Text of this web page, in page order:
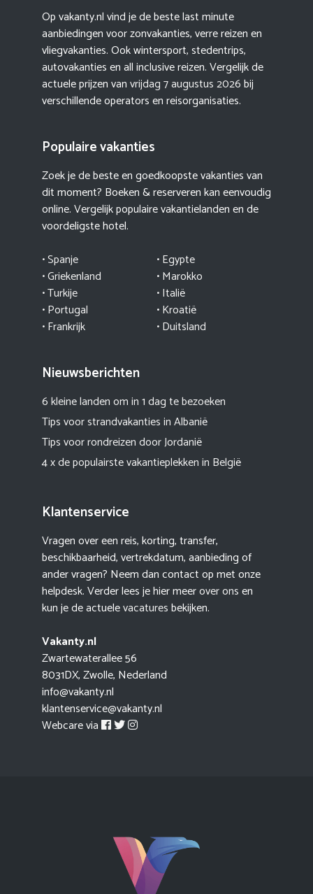
Op vakanty.nl vind je de beste last minute
aanbiedingen voor zonvakanties, verre reizen en
vliegvakanties. Ook wintersport, stedentrips,
autovakanties en all inclusive reizen. Vergelijk de
actuele prijzen vanvrijdag 7 augustus 2026bij
verschillende operators en reisorganisaties.
Populaire vakanties
Zoek je de beste en goedkoopste vakanties van
dit moment? Boeken & reserveren kan eenvoudig
online. Vergelijk populaire vakantielanden en de
voordeligste hotel.
• Spanje
• Griekenland
• Turkije
•Portugal
• Frankrijk
• Egypte
•Marokko
• Italië
•Kroatië
• Duitsland
Nieuwsberichten
6 kleine landen om in 1 dag te bezoeken
Tips voor strandvakanties in Albanië
Tips voor rondreizen door Jordanië
4 x de populairste vakantieplekken in België
Klantenservice
Vragen over een reis, korting, transfer,
beschikbaarheid, vertrekdatum, aanbieding of
ander vragen? Neem dan contact op met onze
helpdesk. Verder lees je hier meerover onsen
kun je de actuelevacaturesbekijken.
Vakanty.nl
Zwartewaterallee 56
8031DX, Zwolle, Nederland
info@vakanty.nl
klantenservice@vakanty.nl
Webcare via